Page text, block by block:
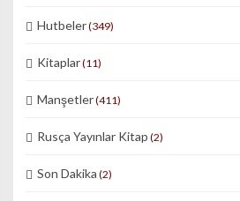
Hutbeler(349)
Kitaplar(11)
Manşetler(411)
Rusça Yayınlar Kitap (2)
Son Dakika (2)